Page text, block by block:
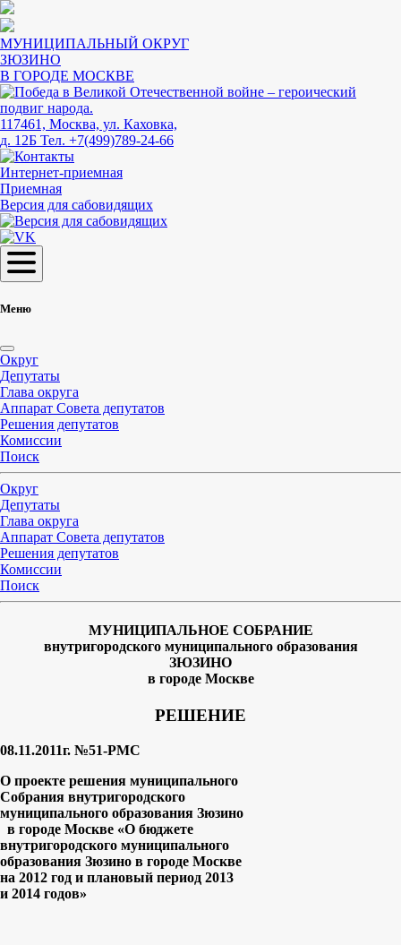
МУНИЦИПАЛЬНЫЙ ОКРУГ
ЗЮЗИНО
В ГОРОДЕ МОСКВЕ
117461, Москва, ул. Каховка,
д. 12Б Тел. +7(499)789-24-66
Интернет-приемная
Приемная
Версия для сабовидящих
Меню
Округ
Депутаты
Глава округа
Аппарат Совета депутатов
Решения депутатов
Комиссии
Поиск
Округ
Депутаты
Глава округа
Аппарат Совета депутатов
Решения депутатов
Комиссии
Поиск
МУНИЦИПАЛЬНОЕ СОБРАНИЕ
внутригородского муниципального образования
ЗЮЗИНО
в городе Москве
РЕШЕНИЕ
08.11.2011г. №51-РМС
О проекте решения муниципального
Собрания внутригородского
муниципального образования Зюзино
в городе Москве «О бюджете
внутригородского муниципального
образования Зюзино в городе Москве
на 2012 год и плановый период 2013
и 2014 годов»